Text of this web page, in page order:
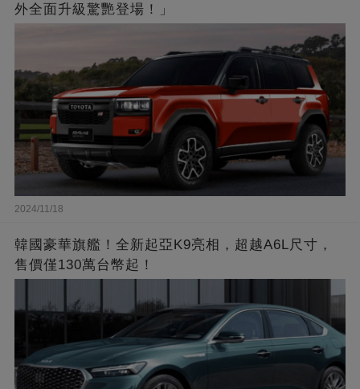
外全面升級驚艷登場！」
2024/11/18
韓國豪華旗艦！全新起亞K9亮相，超越A6L尺寸，
售價僅130萬台幣起！